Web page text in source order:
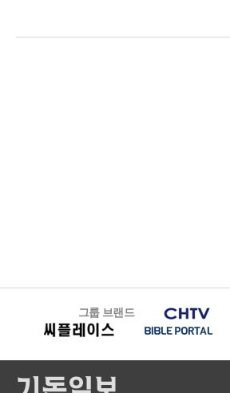
그룹 브랜드